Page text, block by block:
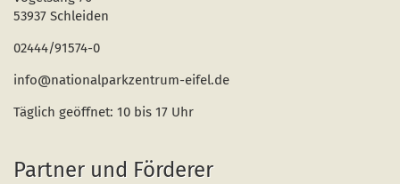
53937 Schleiden
02444/91574-0
info@nationalparkzentrum-eifel.de
Täglich geöffnet: 10 bis 17 Uhr
Partner und Förderer